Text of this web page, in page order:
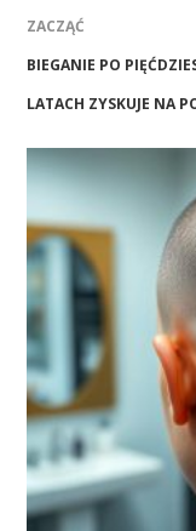
ZACZĄĆ
BIEGANIE PO
LATACH ZYSKUJE NA